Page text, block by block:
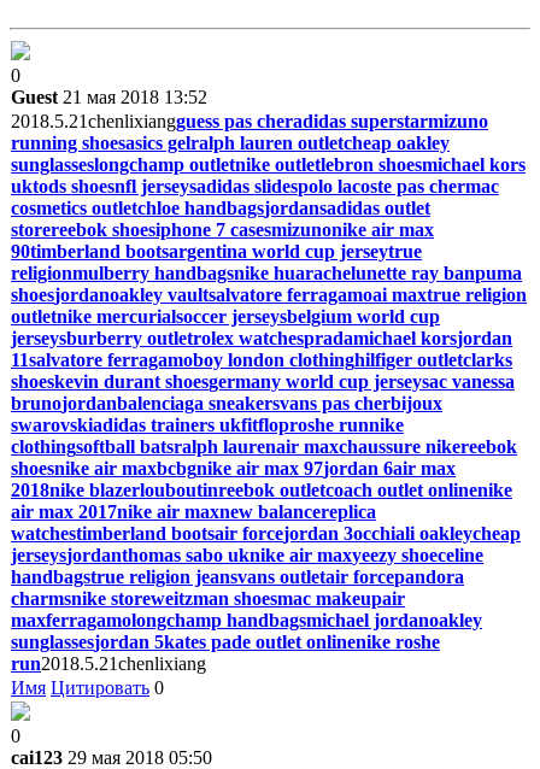
0
Guest 21 мая 2018 13:52
2018.5.21chenlixiangguess pas cheradidas superstarmizuno
running shoesasics gelralph lauren outletcheap oakley
sunglasseslongchamp outletnike outletlebron shoesmichael kors
uktods shoesnfl jerseysadidas slidespolo lacoste pas chermac
cosmetics outletchloe handbagsjordansadidas outlet
storereebok shoesiphone 7 casesmizunonike air max
90timberland bootsargentina world cup jerseytrue
religionmulberry handbagsnike huarachelunette ray banpuma
shoesjordanoakley vaultsalvatore ferragamoai maxtrue religion
outletnike mercurialsoccer jerseysbelgium world cup
jerseysburberry outletrolex watchespradamichael korsjordan
11salvatore ferragamoboy london clothinghilfiger outletclarks
shoeskevin durant shoesgermany world cup jerseysac vanessa
brunojordanbalenciaga sneakersvans pas cherbijoux
swarovskiadidas trainers ukfitfloproshe runnike
clothingsoftball batsralph laurenair maxchaussure nikereebok
shoesnike air maxbcbgnike air max 97jordan 6air max
2018nike blazerlouboutinreebok outletcoach outlet onlinenike
air max 2017nike air maxnew balancereplica
watchestimberland bootsair forcejordan 3occhiali oakleycheap
jerseysjordanthomas sabo uknike air maxyeezy shoeceline
handbagstrue religion jeansvans outletair forcepandora
charmsnike storeweitzman shoesmac makeupair
maxferragamolongchamp handbagsmichael jordanoakley
sunglassesjordan 5kates pade outlet onlinenike roshe
run2018.5.21chenlixiang
Имя Цитировать 0
0
cai123 29 мая 2018 05:50